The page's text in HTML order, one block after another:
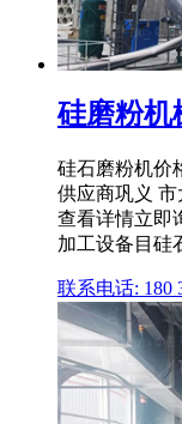
硅磨粉机
硅石磨粉机价
供应商巩义
查看详情立即
加工设备目硅
联系电话: 180